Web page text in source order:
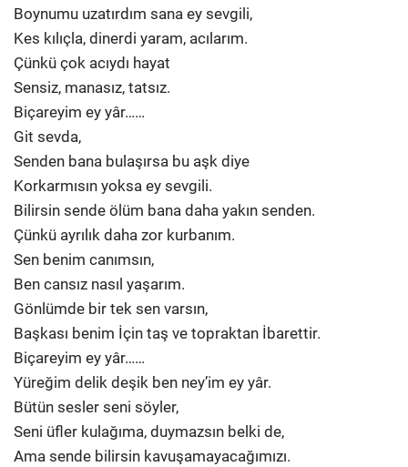
Boynumu uzatırdım sana ey sevgili,
Kes kılıçla, dinerdi yaram, acılarım.
Çünkü çok acıydı hayat
Sensiz, manasız, tatsız.
Biçareyim ey yâr……
Git sevda,
Senden bana bulaşırsa bu aşk diye
Korkarmısın yoksa ey sevgili.
Bilirsin sende ölüm bana daha yakın senden.
Çünkü ayrılık daha zor kurbanım.
Sen benim canımsın,
Ben cansız nasıl yaşarım.
Gönlümde bir tek sen varsın,
Başkası benim İçin taş ve topraktan İbarettir.
Biçareyim ey yâr……
Yüreğim delik deşik ben ney’im ey yâr.
Bütün sesler seni söyler,
Seni üfler kulağıma, duymazsın belki de,
Ama sende bilirsin kavuşamayacağımızı.